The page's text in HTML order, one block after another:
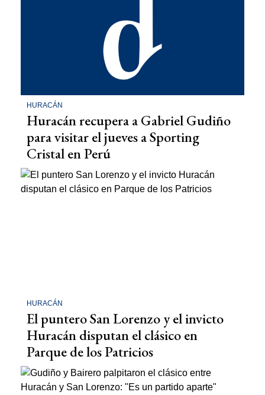
HURACÁN
Huracán recupera a Gabriel Gudiño
para visitar el jueves a Sporting
Cristal en Perú
HURACÁN
El puntero San Lorenzo y el invicto
Huracán disputan el clásico en
Parque de los Patricios